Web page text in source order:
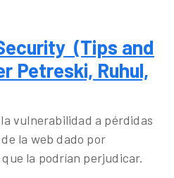
(Tips and
Petreski, Ruhul,
vulnerabilidad a pérdidas
la web dado por
la podrían perjudicar.